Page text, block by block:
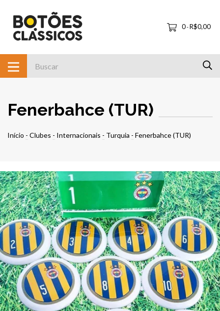
0-R$0,00
Fenerbahce (TUR)
Início - Clubes - Internacionais - Turquia - Fenerbahce (TUR)